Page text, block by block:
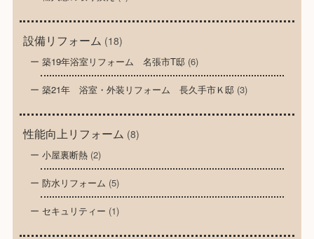
設備リフォーム (18)
築19年浴室リフォーム 名張市T邸(6)
築21年 浴室・外装リフォーム 長久手市Ｋ邸(3)
性能向上リフォーム (8)
小屋裏断熱(2)
防水リフォーム (5)
セキュリティー (1)